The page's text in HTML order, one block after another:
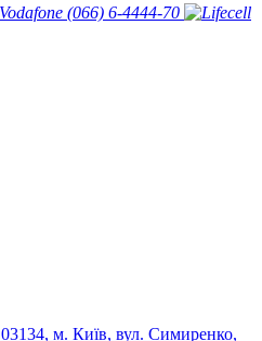
(066) 6-4444-70
03134, м. Київ, вул. Симиренко,